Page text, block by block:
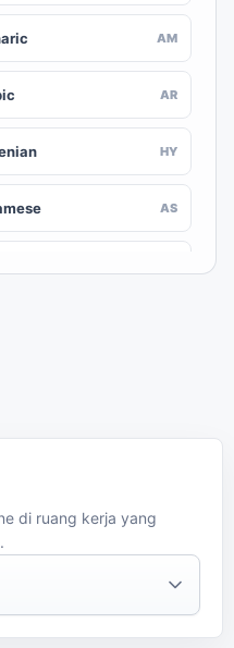
AM
AR
HY
AS
di ruang kerja yang